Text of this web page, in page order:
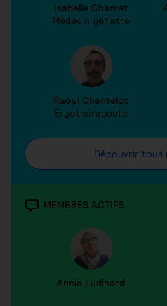
Isabelle Charret
Médecin gériatre
Raoul Chantelot
Ergothérapeute
Découvrir tous
MEMBRES ACTIFS
Annie Ludinard